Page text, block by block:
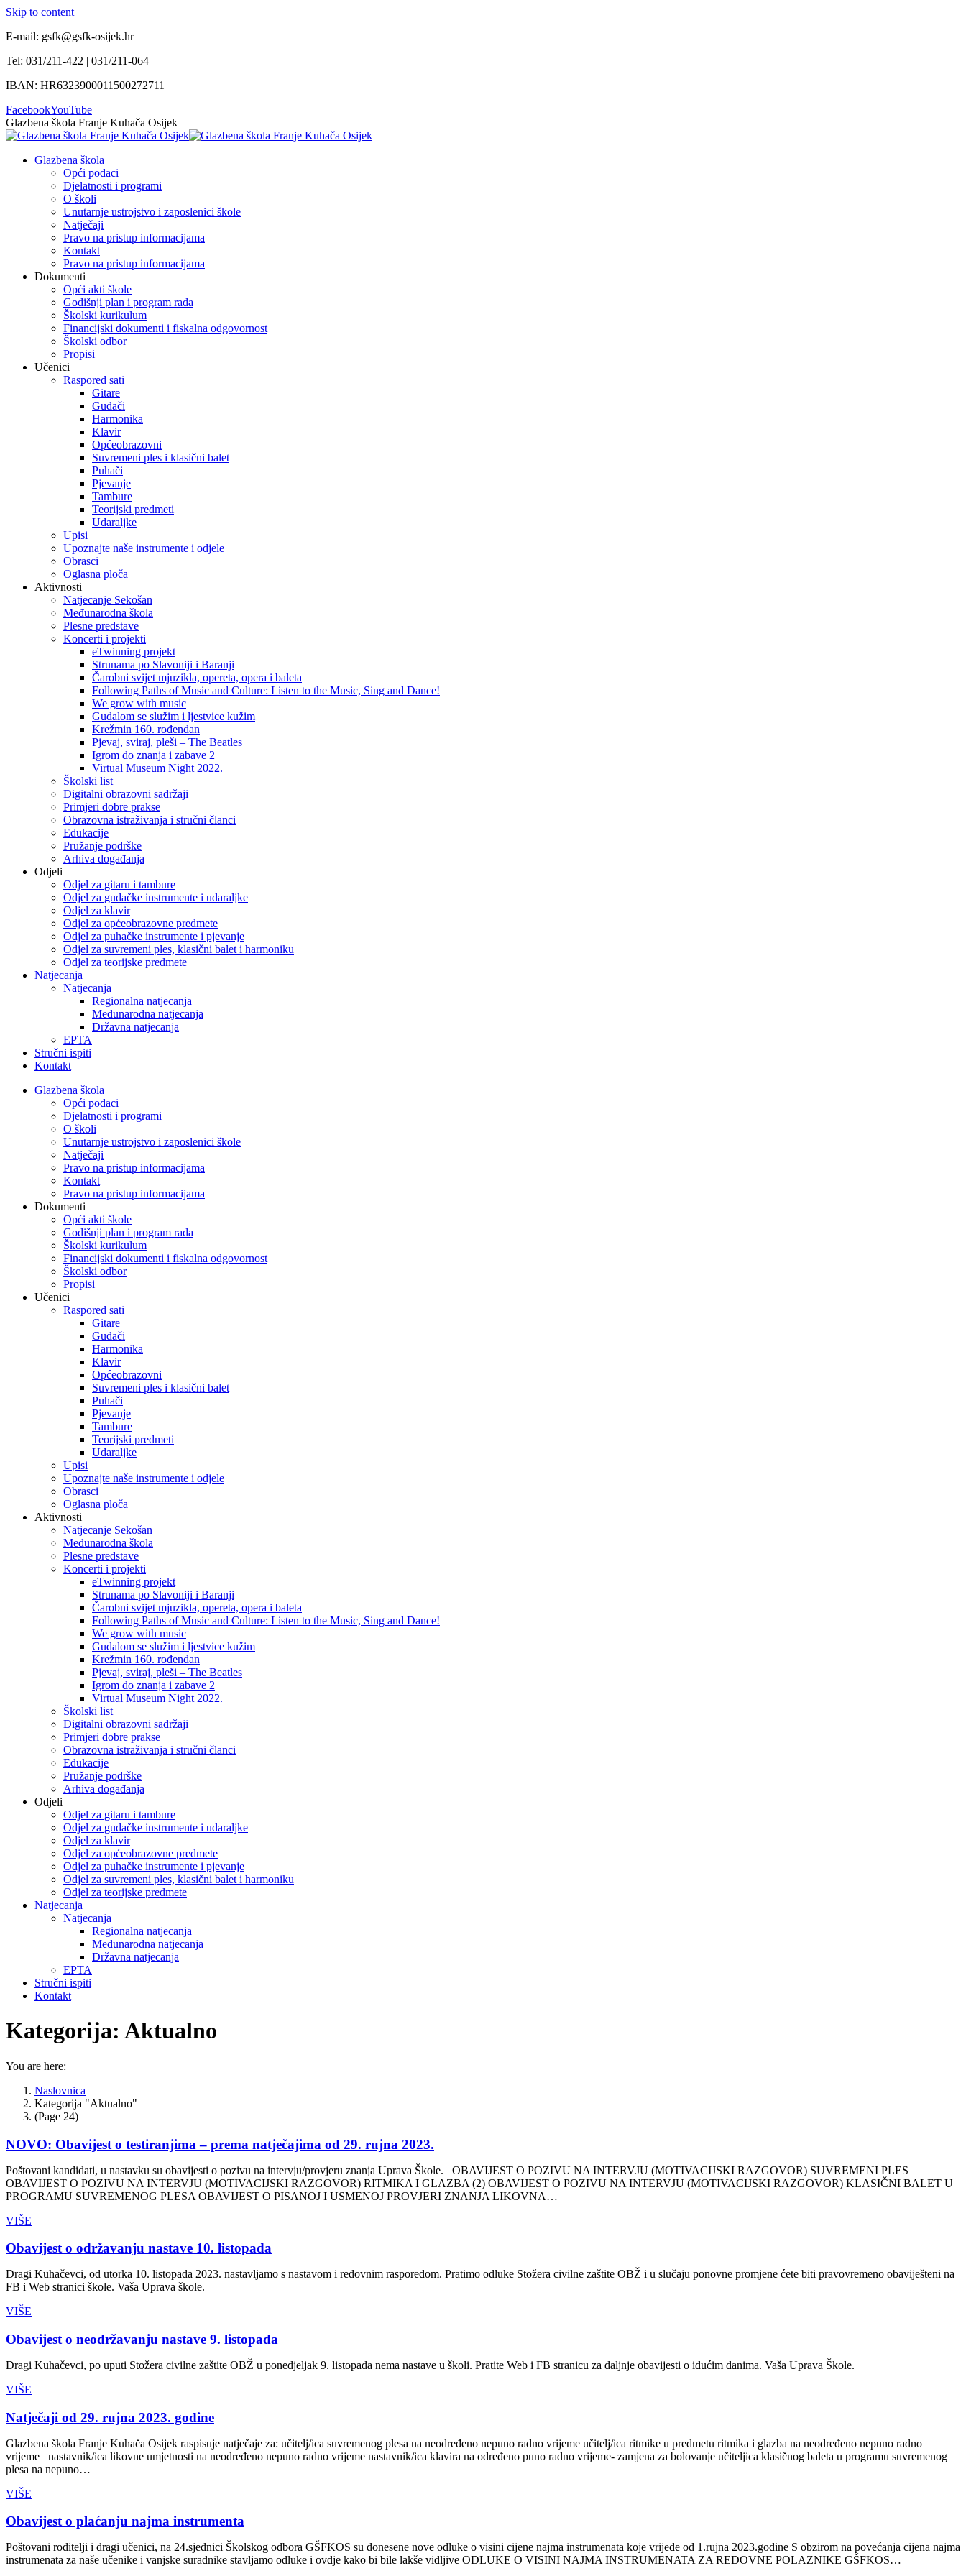
Skip to content
E-mail: gsfk@gsfk-osijek.hr
Tel: 031/211-422 | 031/211-064
IBAN: HR6323900011500272711
FacebookYouTube
Glazbena škola Franje Kuhača Osijek
Glazbena škola
Opći podaci
Djelatnosti i programi
O školi
Unutarnje ustrojstvo i zaposlenici škole
Natječaji
Pravo na pristup informacijama
Kontakt
Pravo na pristup informacijama
Dokumenti
Opći akti škole
Godišnji plan i program rada
Školski kurikulum
Financijski dokumenti i fiskalna odgovornost
Školski odbor
Propisi
Učenici
Raspored sati
Gitare
Gudači
Harmonika
Klavir
Općeobrazovni
Suvremeni ples i klasični balet
Puhači
Pjevanje
Tambure
Teorijski predmeti
Udaraljke
Upisi
Upoznajte naše instrumente i odjele
Obrasci
Oglasna ploča
Aktivnosti
Natjecanje Sekošan
Međunarodna škola
Plesne predstave
Koncerti i projekti
eTwinning projekt
Strunama po Slavoniji i Baranji
Čarobni svijet mjuzikla, opereta, opera i baleta
Following Paths of Music and Culture: Listen to the Music, Sing and Dance!
We grow with music
Gudalom se služim i ljestvice kužim
Krežmin 160. rođendan
Pjevaj, sviraj, pleši – The Beatles
Igrom do znanja i zabave 2
Virtual Museum Night 2022.
Školski list
Digitalni obrazovni sadržaji
Primjeri dobre prakse
Obrazovna istraživanja i stručni članci
Edukacije
Pružanje podrške
Arhiva događanja
Odjeli
Odjel za gitaru i tambure
Odjel za gudačke instrumente i udaraljke
Odjel za klavir
Odjel za općeobrazovne predmete
Odjel za puhačke instrumente i pjevanje
Odjel za suvremeni ples, klasični balet i harmoniku
Odjel za teorijske predmete
Natjecanja
Natjecanja
Regionalna natjecanja
Međunarodna natjecanja
Državna natjecanja
EPTA
Stručni ispiti
Kontakt
Glazbena škola
Opći podaci
Djelatnosti i programi
O školi
Unutarnje ustrojstvo i zaposlenici škole
Natječaji
Pravo na pristup informacijama
Kontakt
Pravo na pristup informacijama
Dokumenti
Opći akti škole
Godišnji plan i program rada
Školski kurikulum
Financijski dokumenti i fiskalna odgovornost
Školski odbor
Propisi
Učenici
Raspored sati
Gitare
Gudači
Harmonika
Klavir
Općeobrazovni
Suvremeni ples i klasični balet
Puhači
Pjevanje
Tambure
Teorijski predmeti
Udaraljke
Upisi
Upoznajte naše instrumente i odjele
Obrasci
Oglasna ploča
Aktivnosti
Natjecanje Sekošan
Međunarodna škola
Plesne predstave
Koncerti i projekti
eTwinning projekt
Strunama po Slavoniji i Baranji
Čarobni svijet mjuzikla, opereta, opera i baleta
Following Paths of Music and Culture: Listen to the Music, Sing and Dance!
We grow with music
Gudalom se služim i ljestvice kužim
Krežmin 160. rođendan
Pjevaj, sviraj, pleši – The Beatles
Igrom do znanja i zabave 2
Virtual Museum Night 2022.
Školski list
Digitalni obrazovni sadržaji
Primjeri dobre prakse
Obrazovna istraživanja i stručni članci
Edukacije
Pružanje podrške
Arhiva događanja
Odjeli
Odjel za gitaru i tambure
Odjel za gudačke instrumente i udaraljke
Odjel za klavir
Odjel za općeobrazovne predmete
Odjel za puhačke instrumente i pjevanje
Odjel za suvremeni ples, klasični balet i harmoniku
Odjel za teorijske predmete
Natjecanja
Natjecanja
Regionalna natjecanja
Međunarodna natjecanja
Državna natjecanja
EPTA
Stručni ispiti
Kontakt
Kategorija: Aktualno
You are here:
Naslovnica
Kategorija "Aktualno"
(Page 24)
NOVO: Obavijest o testiranjima – prema natječajima od 29. rujna 2023.
Poštovani kandidati, u nastavku su obavijesti o pozivu na intervju/provjeru znanja Uprava Škole. OBAVIJEST O POZIVU NA INTERVJU (MOTIVACIJSKI RAZGOVOR) SUVREMENI PLES
OBAVIJEST O POZIVU NA INTERVJU (MOTIVACIJSKI RAZGOVOR) RITMIKA I GLAZBA (2) OBAVIJEST O POZIVU NA INTERVJU (MOTIVACIJSKI RAZGOVOR) KLASIČNI BALET U
PROGRAMU SUVREMENOG PLESA OBAVIJEST O PISANOJ I USMENOJ PROVJERI ZNANJA LIKOVNA…
VIŠE
Obavijest o održavanju nastave 10. listopada
Dragi Kuhačevci, od utorka 10. listopada 2023. nastavljamo s nastavom i redovnim rasporedom. Pratimo odluke Stožera civilne zaštite OBŽ i u slučaju ponovne promjene ćete biti pravovremeno obaviješteni na
FB i Web stranici škole. Vaša Uprava škole.
VIŠE
Obavijest o neodržavanju nastave 9. listopada
Dragi Kuhačevci, po uputi Stožera civilne zaštite OBŽ u ponedjeljak 9. listopada nema nastave u školi. Pratite Web i FB stranicu za daljnje obavijesti o idućim danima. Vaša Uprava Škole.
VIŠE
Natječaji od 29. rujna 2023. godine
Glazbena škola Franje Kuhača Osijek raspisuje natječaje za: učitelj/ica suvremenog plesa na neodređeno nepuno radno vrijeme učitelj/ica ritmike u predmetu ritmika i glazba na neodređeno nepuno radno
vrijeme nastavnik/ica likovne umjetnosti na neodređeno nepuno radno vrijeme nastavnik/ica klavira na određeno puno radno vrijeme- zamjena za bolovanje učiteljica klasičnog baleta u programu suvremenog
plesa na nepuno…
VIŠE
Obavijest o plaćanju najma instrumenta
Poštovani roditelji i dragi učenici, na 24.sjednici Školskog odbora GŠFKOS su donesene nove odluke o visini cijene najma instrumenata koje vrijede od 1.rujna 2023.godine S obzirom na povećanja cijena najma
instrumenata za naše učenike i vanjske suradnike stavljamo odluke i ovdje kako bi bile lakše vidljive ODLUKE O VISINI NAJMA INSTRUMENATA ZA REDOVNE POLAZNIKE GŠFKOS…